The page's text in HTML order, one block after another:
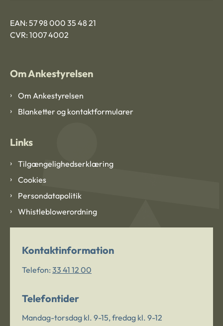
EAN: 57 98 000 35 48 21
CVR: 1007 4002
Om Ankestyrelsen
Om Ankestyrelsen
Blanketter og kontaktformularer
Links
Tilgængelighedserklæring
Cookies
Persondatapolitik
Whistleblowerordning
Kontaktinformation
Telefon: 33 41 12 00
Telefontider
Mandag-torsdag kl. 9-15, fredag kl. 9-12